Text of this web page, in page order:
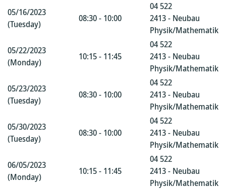
05/16/2023
(Tuesday)
08:30 - 10:00
04 522
2413 - Neubau
Physik/Mathematik
05/22/2023
(Monday)
10:15 - 11:45
04 522
2413 - Neubau
Physik/Mathematik
05/23/2023
(Tuesday)
08:30 - 10:00
04 522
2413 - Neubau
Physik/Mathematik
05/30/2023
(Tuesday)
08:30 - 10:00
04 522
2413 - Neubau
Physik/Mathematik
06/05/2023
(Monday)
10:15 - 11:45
04 522
2413 - Neubau
Physik/Mathematik